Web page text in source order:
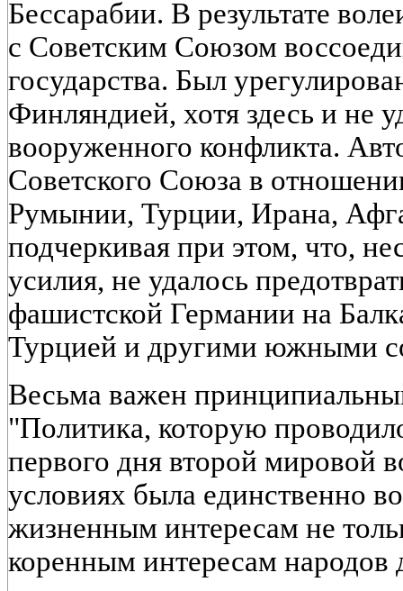
Бессарабии. В результате
с Советским Союзом
государства. Был
Финляндией, хотя здесь и не
вооруженного конфликта.
Советского Союза в
Румынии, Турции, Ирана,
подчеркивая при этом, что,
усилия, не удалось
фашистской Германии на
Турцией и другими южными
Весьма важен
"Политика, которую
первого дня второй мировой
условиях была единственно
жизненным интересам не
коренным интересам народов